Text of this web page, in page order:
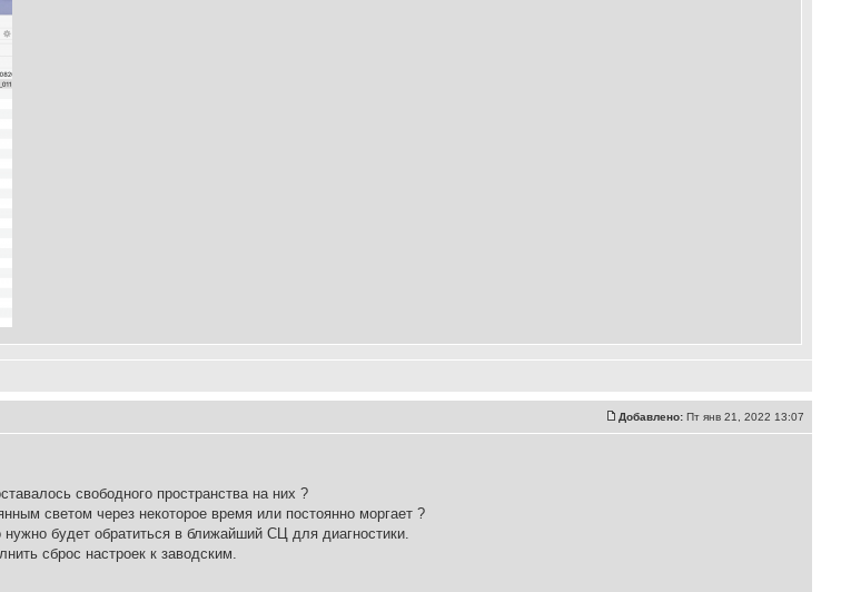
Добавлено: Пт янв 21, 2022 13:07
свободного пространства на них ?
светом через некоторое время или постоянно моргает ?
будет обратиться в ближайший СЦ для диагностики.
сброс настроек к заводским.